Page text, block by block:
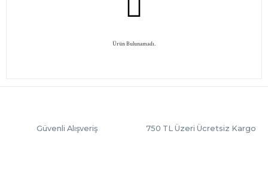
Ürün Bulunamadı.
Güvenli Alışveriş 750 TL Üzeri Ücretsiz Kargo